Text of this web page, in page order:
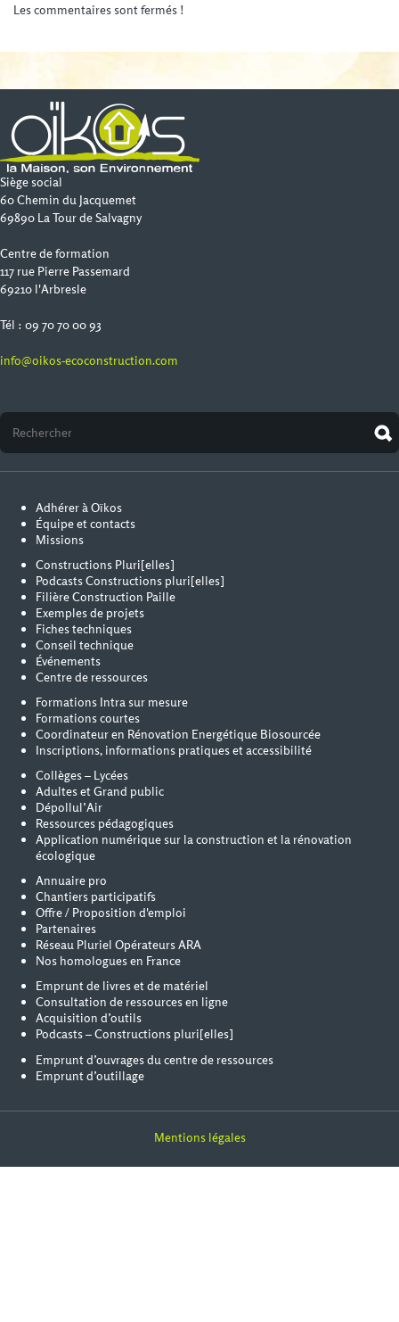
Les commentaires sont fermés !
Siège social
60 Chemin du Jacquemet
69890 La Tour de Salvagny
Centre de formation
117 rue Pierre Passemard
69210 l'Arbresle
Tél : 09 70 70 00 93
info@oikos-ecoconstruction.com
Adhérer à Oïkos
Équipe et contacts
Missions
Constructions Pluri[elles]
Podcasts Constructions pluri[elles]
Filière Construction Paille
Exemples de projets
Fiches techniques
Conseil technique
Événements
Centre de ressources
Formations Intra sur mesure
Formations courtes
Coordinateur en Rénovation Energétique Biosourcée
Inscriptions, informations pratiques et accessibilité
Collèges – Lycées
Adultes et Grand public
Dépollul’Air
Ressources pédagogiques
Application numérique sur la construction et la rénovation
écologique
Annuaire pro
Chantiers participatifs
Offre / Proposition d'emploi
Partenaires
Réseau Pluriel Opérateurs ARA
Nos homologues en France
Emprunt de livres et de matériel
Consultation de ressources en ligne
Acquisition d’outils
Podcasts – Constructions pluri[elles]
Emprunt d’ouvrages du centre de ressources
Emprunt d’outillage
Mentions légales